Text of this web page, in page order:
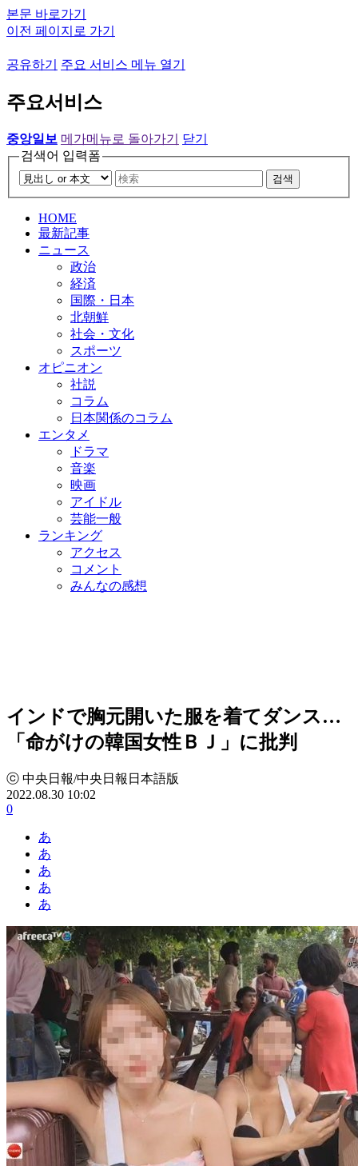
본문 바로가기
이전 페이지로 가기
공유하기 주요 서비스 메뉴 열기
주요서비스
중앙일보 메가메뉴로 돌아가기
닫기
검색어 입력폼
검색
HOME
最新記事
ニュース
政治
経済
国際・日本
北朝鮮
社会・文化
スポーツ
オピニオン
社説
コラム
日本関係のコラム
エンタメ
ドラマ
音楽
映画
アイドル
芸能一般
ランキング
アクセス
コメント
みんなの感想
インドで胸元開いた服を着てダンス…
「命がけの韓国女性ＢＪ」に批判
ⓒ 中央日報/中央日報日本語版
2022.08.30 10:02
0
あ
あ
あ
あ
あ